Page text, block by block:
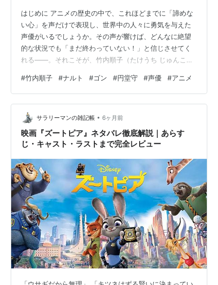
はじめに アニメの歴史の中で、これほどまでに「諦めな
い心」を声だけで表現し、世界中の人々に勇気を与えた
声優がいるでしょうか。その声が響けば、どんなに絶望
的な状況でも「まだ終わっていない！」と信じさせてく
れる――。それこそが、竹内順子（たけうち じゅんこ）
の主人公・うずまきナルト役を筆頭に、数々の名作で少
年たちの魂を演じてきた竹内さん。今回は、彼女が演じ
るキャラクターたちがなぜこれほどまでに愛されるの
か、その魅力と演じられた名キャラクターたちの生き様
について、1,500文字を超えるボリュームで熱く語ってい
きます！ 1. 木ノ葉隠れの里の…
#竹内順子 #ナルト #ゴン #円堂守 #声優 #アニメ
サラリーマンの雑記帳 • 6ヶ月前
映画『ズートピア』ネタバレ徹底解説｜あらす
じ・キャスト・ラストまで完全レビュー